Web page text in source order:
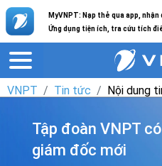
MyVNPT: Nạp thẻ qua app, nhận
Ứng dụng tiện ích, tra cứu tích
VNPT Tin tức Nội dung
Tập đoàn VNPT
giám đốc mới